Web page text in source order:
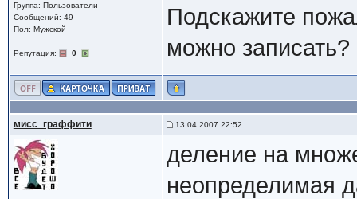
Группа: Пользователи
Сообщений: 49
Пол: Мужской
Репутация: 0
Подскажите
можно записать?
мисс_граффити 13.04.2007 22:52
деление на
неопределимая